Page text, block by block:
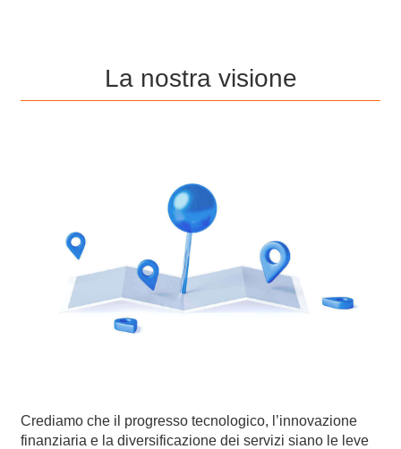
La nostra visione
Crediamo che il progresso tecnologico, l’innovazione
finanziaria e la diversificazione dei servizi siano le leve